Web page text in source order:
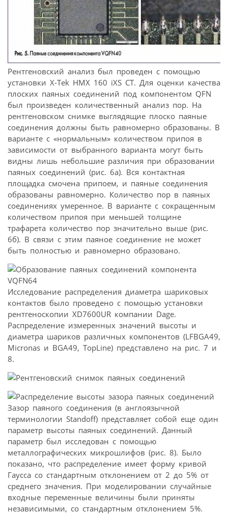
Рентгеновский анализ был проведен с помощью
установки X-Tek HMX 160 iXS CT. Для оценки качества
плоских паяных соединений под компонентом QFN
был произведен количественный анализ пор. На
рентгеновском снимке выглядящие плоско паяные
соединения должны быть равномерно образованы. В
варианте с «нормальным» количеством припоя в
зависимости от выбранного варианта могут быть
видны лишь небольшие различия при образовании
паяных соединений (рис. 6а). Вся контактная
площадка смочена припоем, и паяные соединения
образованы равномерно. Количество пор в паяных
соединениях умеренное. В варианте с сокращенным
количеством припоя при меньшей толщине
трафарета количество пор значительно выше (рис.
6б). В связи с этим паяное соединение не может
быть полностью и равномерно образовано.
Исследование распределения диаметра шариковых
контактов было проведено с помощью установки
рентгеноскопии XD7600UR компании Dage.
Распределение измеренных значений высоты и
диаметра шариков различных компонентов (LFBGA49,
Micronas и BGA49, TopLine) представлено на рис. 7 и
8.
Зазор паяного соединения (в англоязычной
терминологии Standoff) представляет собой еще один
параметр высоты паяных соединений. Данный
параметр был исследован с помощью
металлографических микрошлифов (рис. 8). Было
показано, что распределение имеет форму кривой
Гаусса со стандартным отклонением от 2 до 5% от
среднего значения. При моделировании случайные
входные переменные величины были приняты
независимыми, со стандартным отклонением 5%.